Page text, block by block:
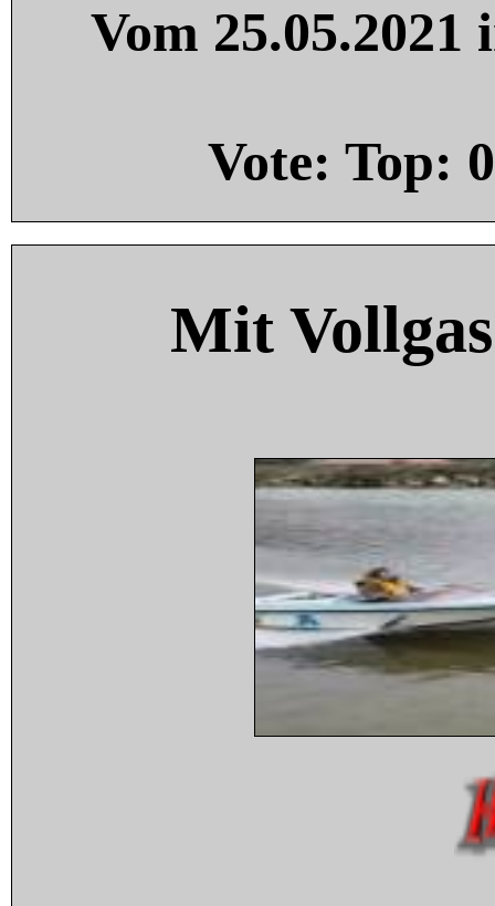
Vom
Vote: Top: 0
Mit